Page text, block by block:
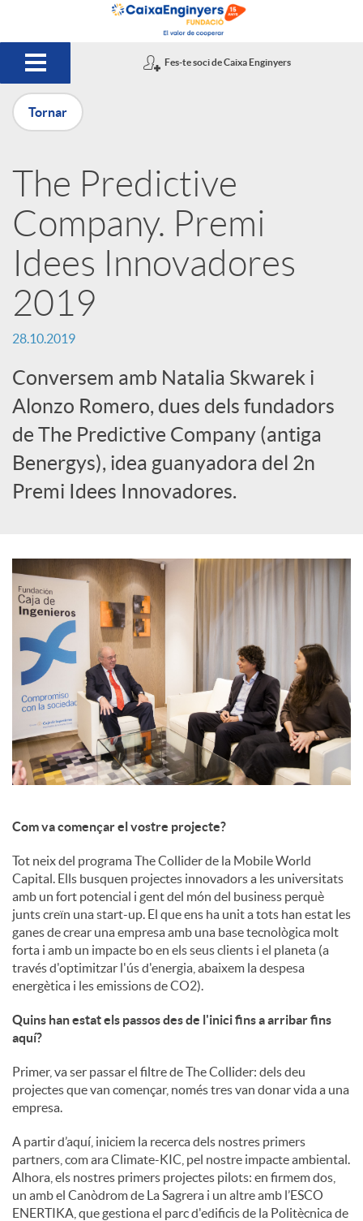
Fes-te soci de Caixa Enginyers
u
b
l
i
c
a
o
r
d
e
c
o
n
t
i
n
g
u
t
Tornar
The Predictive
Company. Premi
Idees Innovadores
2019
28.10.2019
Conversem amb Natalia Skwarek i
Alonzo Romero, dues dels fundadors
de The Predictive Company (antiga
Benergys), idea guanyadora del 2n
Premi Idees Innovadores.
Com va començar el vostre projecte?
Tot neix del programa The Collider de la Mobile World
Capital. Ells busquen projectes innovadors a les universitats
amb un fort potencial i gent del món del business perquè
junts creïn una start-up. El que ens ha unit a tots han estat les
ganes de crear una empresa amb una base tecnològica molt
forta i amb un impacte bo en els seus clients i el planeta (a
través d'optimitzar l'ús d'energia, abaixem la despesa
energètica i les emissions de CO2).
Quins han estat els passos des de l'inici fins a arribar fins
aquí?
Primer, va ser passar el filtre de The Collider: dels deu
projectes que van començar, només tres van donar vida a una
empresa.
A partir d’aquí, iniciem la recerca dels nostres primers
partners, com ara Climate-KIC, pel nostre impacte ambiental.
Alhora, els nostres primers projectes pilots: en firmem dos,
un amb el Canòdrom de La Sagrera i un altre amb l’ESCO
ENERTIKA, que gestiona el parc d'edificis de la Politècnica de